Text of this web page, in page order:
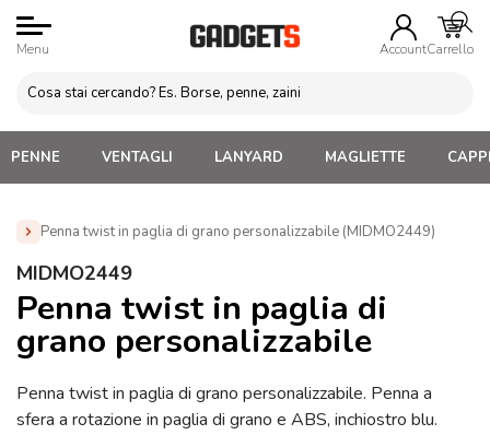
Menu AccountCarrello
PENNE VENTAGLI LANYARD MAGLIETTE
Penna twist in paglia di grano personalizzabile (MIDMO2449)
Home » Penne Personalizzate con LOGO, Matite, Pastelli,
Penna twist in paglia di grano personalizzabile (MIDMO2449)
MIDMO2449
Penna twist in paglia di
grano personalizzabile
Penna twist in paglia di grano personalizzabile. Penna a
sfera a rotazione in paglia di grano e ABS, inchiostro blu.